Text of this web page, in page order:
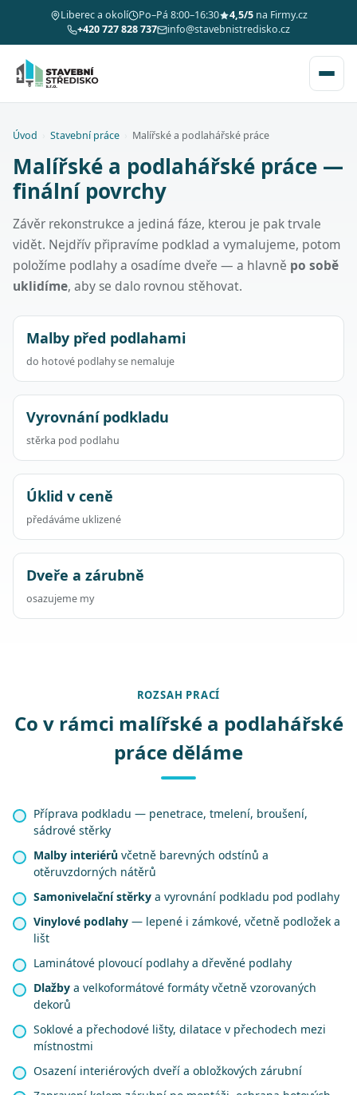
Liberec a okolí Po–Pá 8:00–16:30 4,5/5na Firmy.cz
+420 727 828 737
info@stavebnistredisko.cz
Úvod Stavební práce Malířské a podlahářské práce
Malířské a podlahářské práce —
finální povrchy
Závěr rekonstrukce a jediná fáze, kterou je pak trvale
vidět. Nejdřív připravíme podklad a vymalujeme, potom
položíme podlahy a osadíme dveře — a hlavně po sobě
uklidíme, aby se dalo rovnou stěhovat.
Malby před podlahami
do hotové podlahy se nemaluje
Vyrovnání podkladu
stěrka pod podlahu
Úklid v ceně
předáváme uklizené
Dveře a zárubně
osazujeme my
ROZSAH PRACÍ
Co v rámci malířské a podlahářské
práce děláme
Příprava podkladu — penetrace, tmelení, broušení,
sádrové stěrky
Malby interiérů včetně barevných odstínů a
otěruvzdorných nátěrů
Samonivelační stěrky a vyrovnání podkladu pod podlahy
Vinylové podlahy — lepené i zámkové, včetně podložek a
lišt
Laminátové plovoucí podlahy a dřevěné podlahy
Dlažby a velkoformátové formáty včetně vzorovaných
dekorů
Soklové a přechodové lišty, dilatace v přechodech mezi
místnostmi
Osazení interiérových dveří a obložkových zárubní